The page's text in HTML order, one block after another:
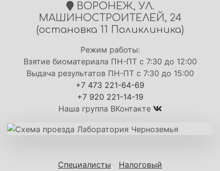
ВОРОНЕЖ, УЛ.
МАШИНОСТРОИТЕЛЕЙ, 24
(остановка 11 Поликлиника)
Режим работы:
Взятие биоматериала ПН-ПТ с 7:30 до 12:00
Выдача результатов ПН-ПТ с 7:30 до 15:00
+7 473 221-64-69
+7 920 221-14-19
Наша группа ВКонтакте
Специалисты Налоговый